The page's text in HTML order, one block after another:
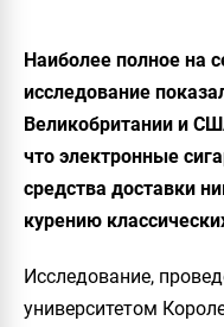
Наиболее полное на
исследование
Великобритании и
что электронные
средства доставки
курению
Исследование,
университетом